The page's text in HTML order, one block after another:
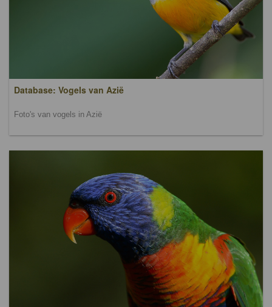
Database: Vogels van Azië
Foto's van vogels in Azië